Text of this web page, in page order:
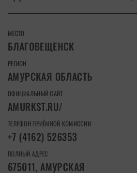
МЕСТО
БЛАГОВЕЩЕНСК
РЕГИОН
АМУРСКАЯ ОБЛАСТЬ
ОФИЦИАЛЬНЫЙ САЙТ
AMURKST.RU/
ТЕЛЕФОН ПРИЁМНОЙ КОМИССИИ
+7 (4162) 526353
ПОЛНЫЙ АДРЕС
675011, АМУРСКАЯ